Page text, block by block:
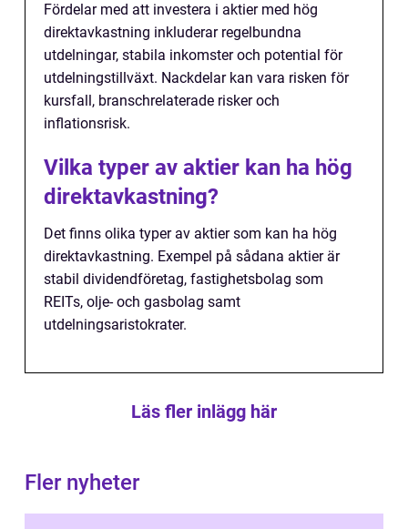
Fördelar med att investera i aktier med hög
direktavkastning inkluderar regelbundna
utdelningar, stabila inkomster och potential för
utdelningstillväxt. Nackdelar kan vara risken för
kursfall, branschrelaterade risker och
inflationsrisk.
Vilka typer av aktier kan ha hög
direktavkastning?
Det finns olika typer av aktier som kan ha hög
direktavkastning. Exempel på sådana aktier är
stabil dividendföretag, fastighetsbolag som
REITs, olje- och gasbolag samt
utdelningsaristokrater.
Läs fler inlägg här
Fler nyheter